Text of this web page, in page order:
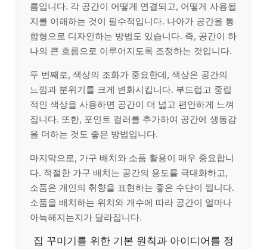
름입니다. 각 공간이 어떻게 연결되고, 어떻게 사용될
지를 이해하는 것이 필수적입니다. 나아가 공간을 통
합형으로 디자인하는 방법도 있습니다. 즉, 공간이 하
나의 큰 흐름으로 이루어지도록 조정하는 것입니다.
두 번째로, 색상의 조화가 중요한데, 색상은 공간의
느낌과 분위기를 크게 변화시킵니다. 부드럽고 중립
적인 색상을 사용하면 공간이 더 넓고 편안하게 느껴
집니다. 또한, 포인트 컬러를 추가하여 공간에 생동감
을 더하는 것도 좋은 방법입니다.
마지막으로, 가구 배치와 소품 활용이 매우 중요합니
다. 적절한 가구 배치는 공간의 용도를 극대화하고,
소품은 개인의 취향을 표현하는 좋은 수단이 됩니다.
소품을 배치하는 위치와 개수에 따라 공간이 얼마나
아늑해지는지가 달라집니다.
집 꾸미기를 위한 기본 원칙과 아이디어를 정